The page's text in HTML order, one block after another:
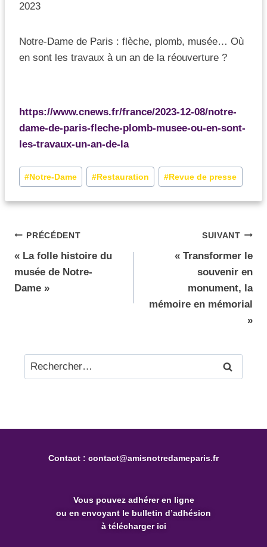
2023
Notre-Dame de Paris : flèche, plomb, musée… Où
en sont les travaux à un an de la réouverture ?
https://www.cnews.fr/france/2023-12-08/notre-
dame-de-paris-fleche-plomb-musee-ou-en-sont-
les-travaux-un-an-de-la
#Notre-Dame #Restauration #Revue de presse
PRÉCÉDENT
« La folle histoire du
musée de Notre-
Dame »
SUIVANT
« Transformer le
souvenir en
monument, la
mémoire en mémorial
»
Contact : contact@amisnotredameparis.fr
Vous pouvez adhérer en ligne
ou en envoyant le bulletin d’adhésion
à télécharger ici